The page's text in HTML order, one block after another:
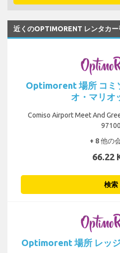
近くのOPTIMORENT レンタカ
Optimorent 場所 コミ
オ・マリオ
Comiso Airport Meet And
97100
+ 8 他の
66.22
検索
Optimorent 場所 レッ